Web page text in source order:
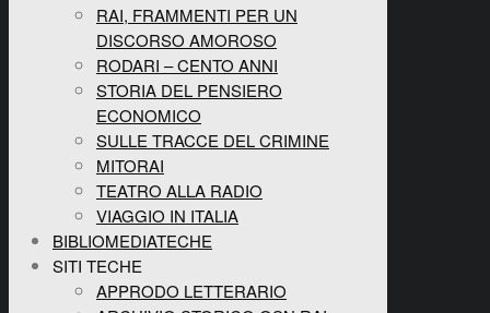
RAI, FRAMMENTI PER UN
DISCORSO AMOROSO
RODARI – CENTO ANNI
STORIA DEL PENSIERO
ECONOMICO
SULLE TRACCE DEL CRIMINE
MITORAI
TEATRO ALLA RADIO
VIAGGIO IN ITALIA
BIBLIOMEDIATECHE
SITI TECHE
APPRODO LETTERARIO